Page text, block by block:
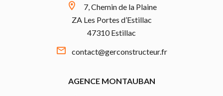
7, Chemin de la Plaine
ZA Les Portes d’Estillac
47310 Estillac
contact@gerconstructeur.fr
AGENCE MONTAUBAN